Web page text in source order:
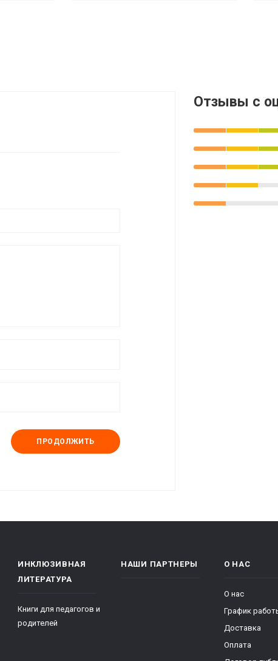
ПРОДОЛЖИТЬ
Отзывы с
ИНКЛЮЗИВНАЯ
ЛИТЕРАТУРА
Книги для педагогов и
родителей
НАШИ ПАРТНЕРЫ О НАС
О нас
График
Доставка
Оплата